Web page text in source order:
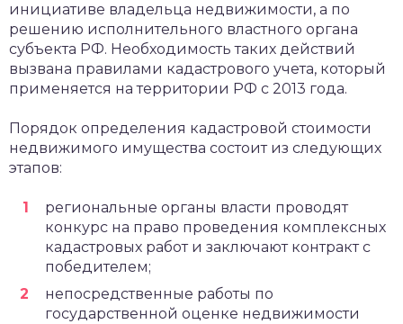
инициативе владельца недвижимости, а по
решению исполнительного властного органа
субъекта РФ. Необходимость таких действий
вызвана правилами кадастрового учета, который
применяется на территории РФ с 2013 года.
Порядок определения кадастровой стоимости
недвижимого имущества состоит из следующих
этапов:
региональные органы власти проводят
конкурс на право проведения комплексных
кадастровых работ и заключают контракт с
победителем;
непосредственные работы по
государственной оценке недвижимости